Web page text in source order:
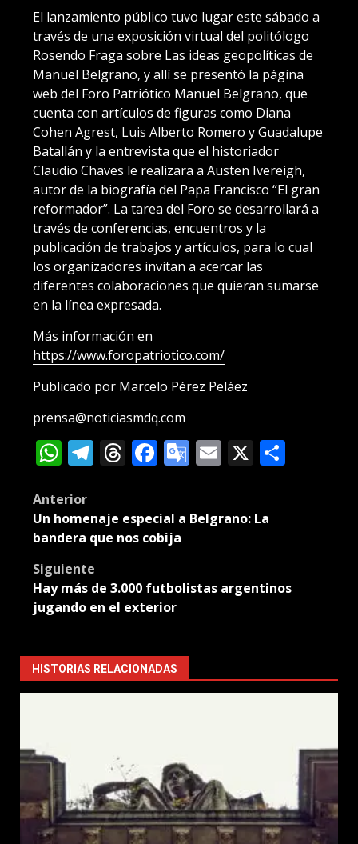
El lanzamiento público tuvo lugar este sábado a
través de una exposición virtual del politólogo
Rosendo Fraga sobre Las ideas geopolíticas de
Manuel Belgrano, y allí se presentó la página
web del Foro Patriótico Manuel Belgrano, que
cuenta con artículos de figuras como Diana
Cohen Agrest, Luis Alberto Romero y Guadalupe
Batallán y la entrevista que el historiador
Claudio Chaves le realizara a Austen Ivereigh,
autor de la biografía del Papa Francisco “El gran
reformador”. La tarea del Foro se desarrollará a
través de conferencias, encuentros y la
publicación de trabajos y artículos, para lo cual
los organizadores invitan a acercar las
diferentes colaboraciones que quieran sumarse
en la línea expresada.
Más información en
https://www.foropatriotico.com/
Publicado por Marcelo Pérez Peláez
prensa@noticiasmdq.com
WhatsApp
Telegram
Threads
Facebook
Google
Email
X
Post
navigation
Anterior
Un homenaje especial a Belgrano: La
bandera que nos cobija
Siguiente
Hay más de 3.000 futbolistas argentinos
jugando en el exterior
HISTORIAS RELACIONADAS